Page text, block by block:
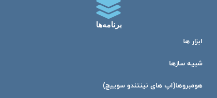
برنامه‌ها
ابزار ها
شبیه ساز‌ها
هومبرو‌ها(اپ های نینتندو سوییچ)